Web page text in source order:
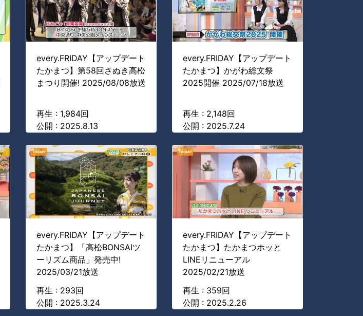
every.FRIDAY【アップデート
たかまつ】第58回さぬき高松
まつり開催! 2025/08/08放送
再生 : 1,984回
公開 : 2025.8.13
every.FRIDAY【アップデート
たかまつ】かがわ総文祭
2025開催 2025/07/18放送
再生 : 2,148回
公開 : 2025.7.24
every.FRIDAY【アップデート
たかまつ】「高松BONSAIツ
ーリズム商品」発売中!
2025/03/21放送
再生 : 293回
公開 : 2025.3.24
every.FRIDAY【アップデート
たかまつ】たかまつホッと
LINEリニューアル
2025/02/21放送
再生 : 359回
公開 : 2025.2.26